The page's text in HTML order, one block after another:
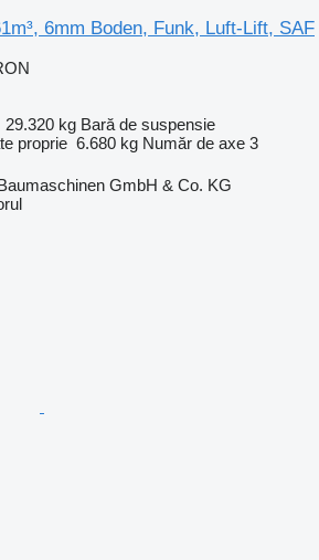
6mm Boden, Funk, Luft-Lift, SAF
29.320 kg Bară de suspensie
proprie 6.680 kg Număr de axe 3
GmbH & Co. KG